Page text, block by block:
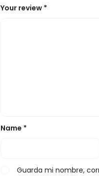
Your review *
Name *
Guarda mi nombre,